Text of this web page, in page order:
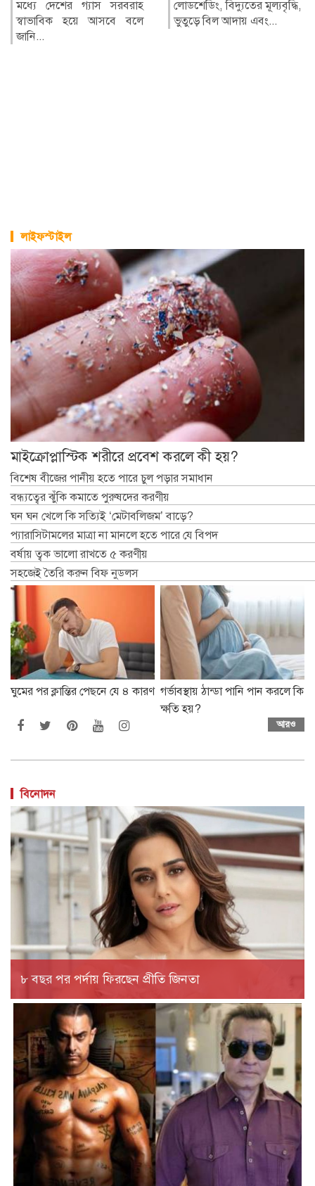
লোডশেডিং, বিদ্যুতের মূল্যবৃদ্ধি,
ভুতুড়ে বিল আদায় এবং...
উপসর্গ নিয়ে আরও ৬ জনের
মৃত্যু হয়েছে। একই সময়ে হাম
লাইফস্টাইল
মাইক্রোপ্লাস্টিক শরীরে প্রবেশ করলে কী হয়?
বিশেষ বীজের পানীয় হতে পারে চুল পড়ার সমাধান
বন্ধ্যত্বের ঝুঁকি কমাতে পুরুষদের করণীয়
ঘন ঘন খেলে কি সত্যিই ‘মেটাবলিজম’ বাড়ে?
প্যারাসিটামলের মাত্রা না মানলে হতে পারে যে বিপদ
বর্ষায় ত্বক ভালো রাখতে ৫ করণীয়
সহজেই তৈরি করুন বিফ নুডলস
ঘুমের পর ক্লান্তির পেছনে যে ৪ কারণ গর্ভাবস্থায় ঠান্ডা পানি পান করলে কি
ক্ষতি হয়?
আরও
বিনোদন
৮ বছর পর পর্দায় ফিরছেন প্রীতি জিনতা